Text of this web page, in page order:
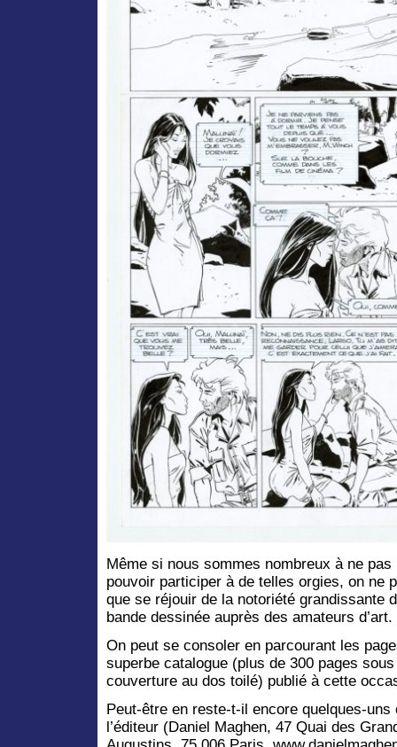
Même si nous sommes nombreux à ne pas
pouvoir participer à de telles orgies, on ne
que se réjouir de la notoriété grandissante
bande dessinée auprès des amateurs d’art.
On peut se consoler en parcourant les
superbe catalogue (plus de 300 pages
couverture au dos toilé) publié à cette
Peut-être en reste-t-il encore quelques-uns
l’éditeur (Daniel Maghen, 47 Quai des